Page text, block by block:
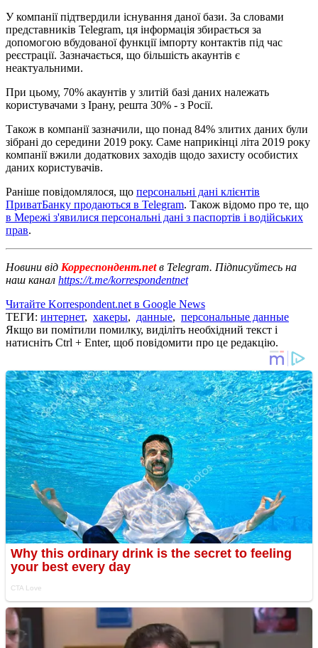
У компанії підтвердили існування даної бази. За словами
представників Telegram, ця інформація збирається за
допомогою вбудованої функції імпорту контактів під час
реєстрації. Зазначається, що більшість акаунтів є
неактуальними.
При цьому, 70% акаунтів у злитій базі даних належать
користувачами з Ірану, решта 30% - з Росії.
Також в компанії зазначили, що понад 84% злитих даних були
зібрані до середини 2019 року. Саме наприкінці літа 2019 року
компанії вжили додаткових заходів щодо захисту особистих
даних користувачів.
Раніше повідомлялося, що персональні дані клієнтів
ПриватБанку продаються в Telegram. Також відомо про те, що
в Мережі з'явилися персональні дані з паспортів і водійських
прав.
Новини від Корреспондент.netв Telegram. Підписуйтесь на
наш канал https://t.me/korrespondentnet
Читайте Korrespondent.net в Google News
ТЕГИ: интернет, хакеры, данные, персональные данные
Якщо ви помітили помилку, виділіть необхідний текст і
натисніть Ctrl + Enter, щоб повідомити про це редакцію.